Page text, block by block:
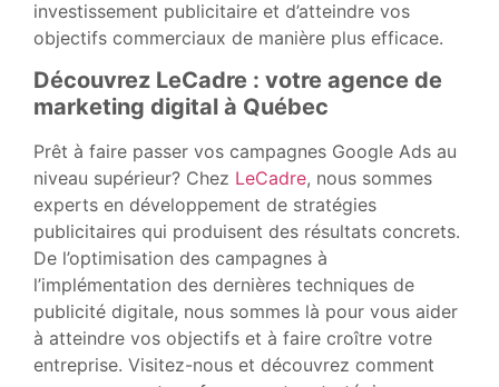
investissement publicitaire et d’atteindre vos
objectifs commerciaux de manière plus efficace.
Découvrez LeCadre : votre agence de
marketing digital à Québec
Prêt à faire passer vos campagnes Google Ads au
niveau supérieur? Chez LeCadre, nous sommes
experts en développement de stratégies
publicitaires qui produisent des résultats concrets.
De l’optimisation des campagnes à
l’implémentation des dernières techniques de
publicité digitale, nous sommes là pour vous aider
à atteindre vos objectifs et à faire croître votre
entreprise. Visitez-nous et découvrez comment